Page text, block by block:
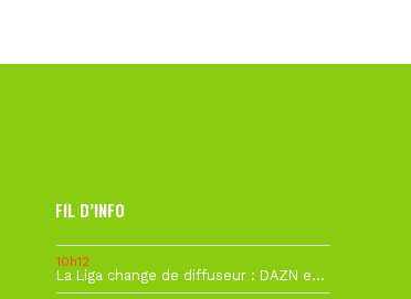
FIL D’INFO
10h12
La Liga change de diffuseur : DAZN et Disney+ remplacent beIN Sports !